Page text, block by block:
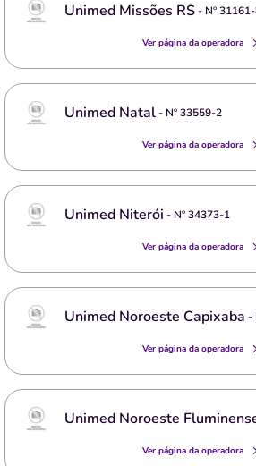
Unimed Missões RS- Nº
Ver página da operadora
Unimed Natal- Nº33559-2
Ver página da operadora
Unimed Niterói - Nº34373-1
Ver página da operadora
Unimed Noroeste Capixaba -
Ver página da operadora
Unimed Noroeste
Ver página da operadora